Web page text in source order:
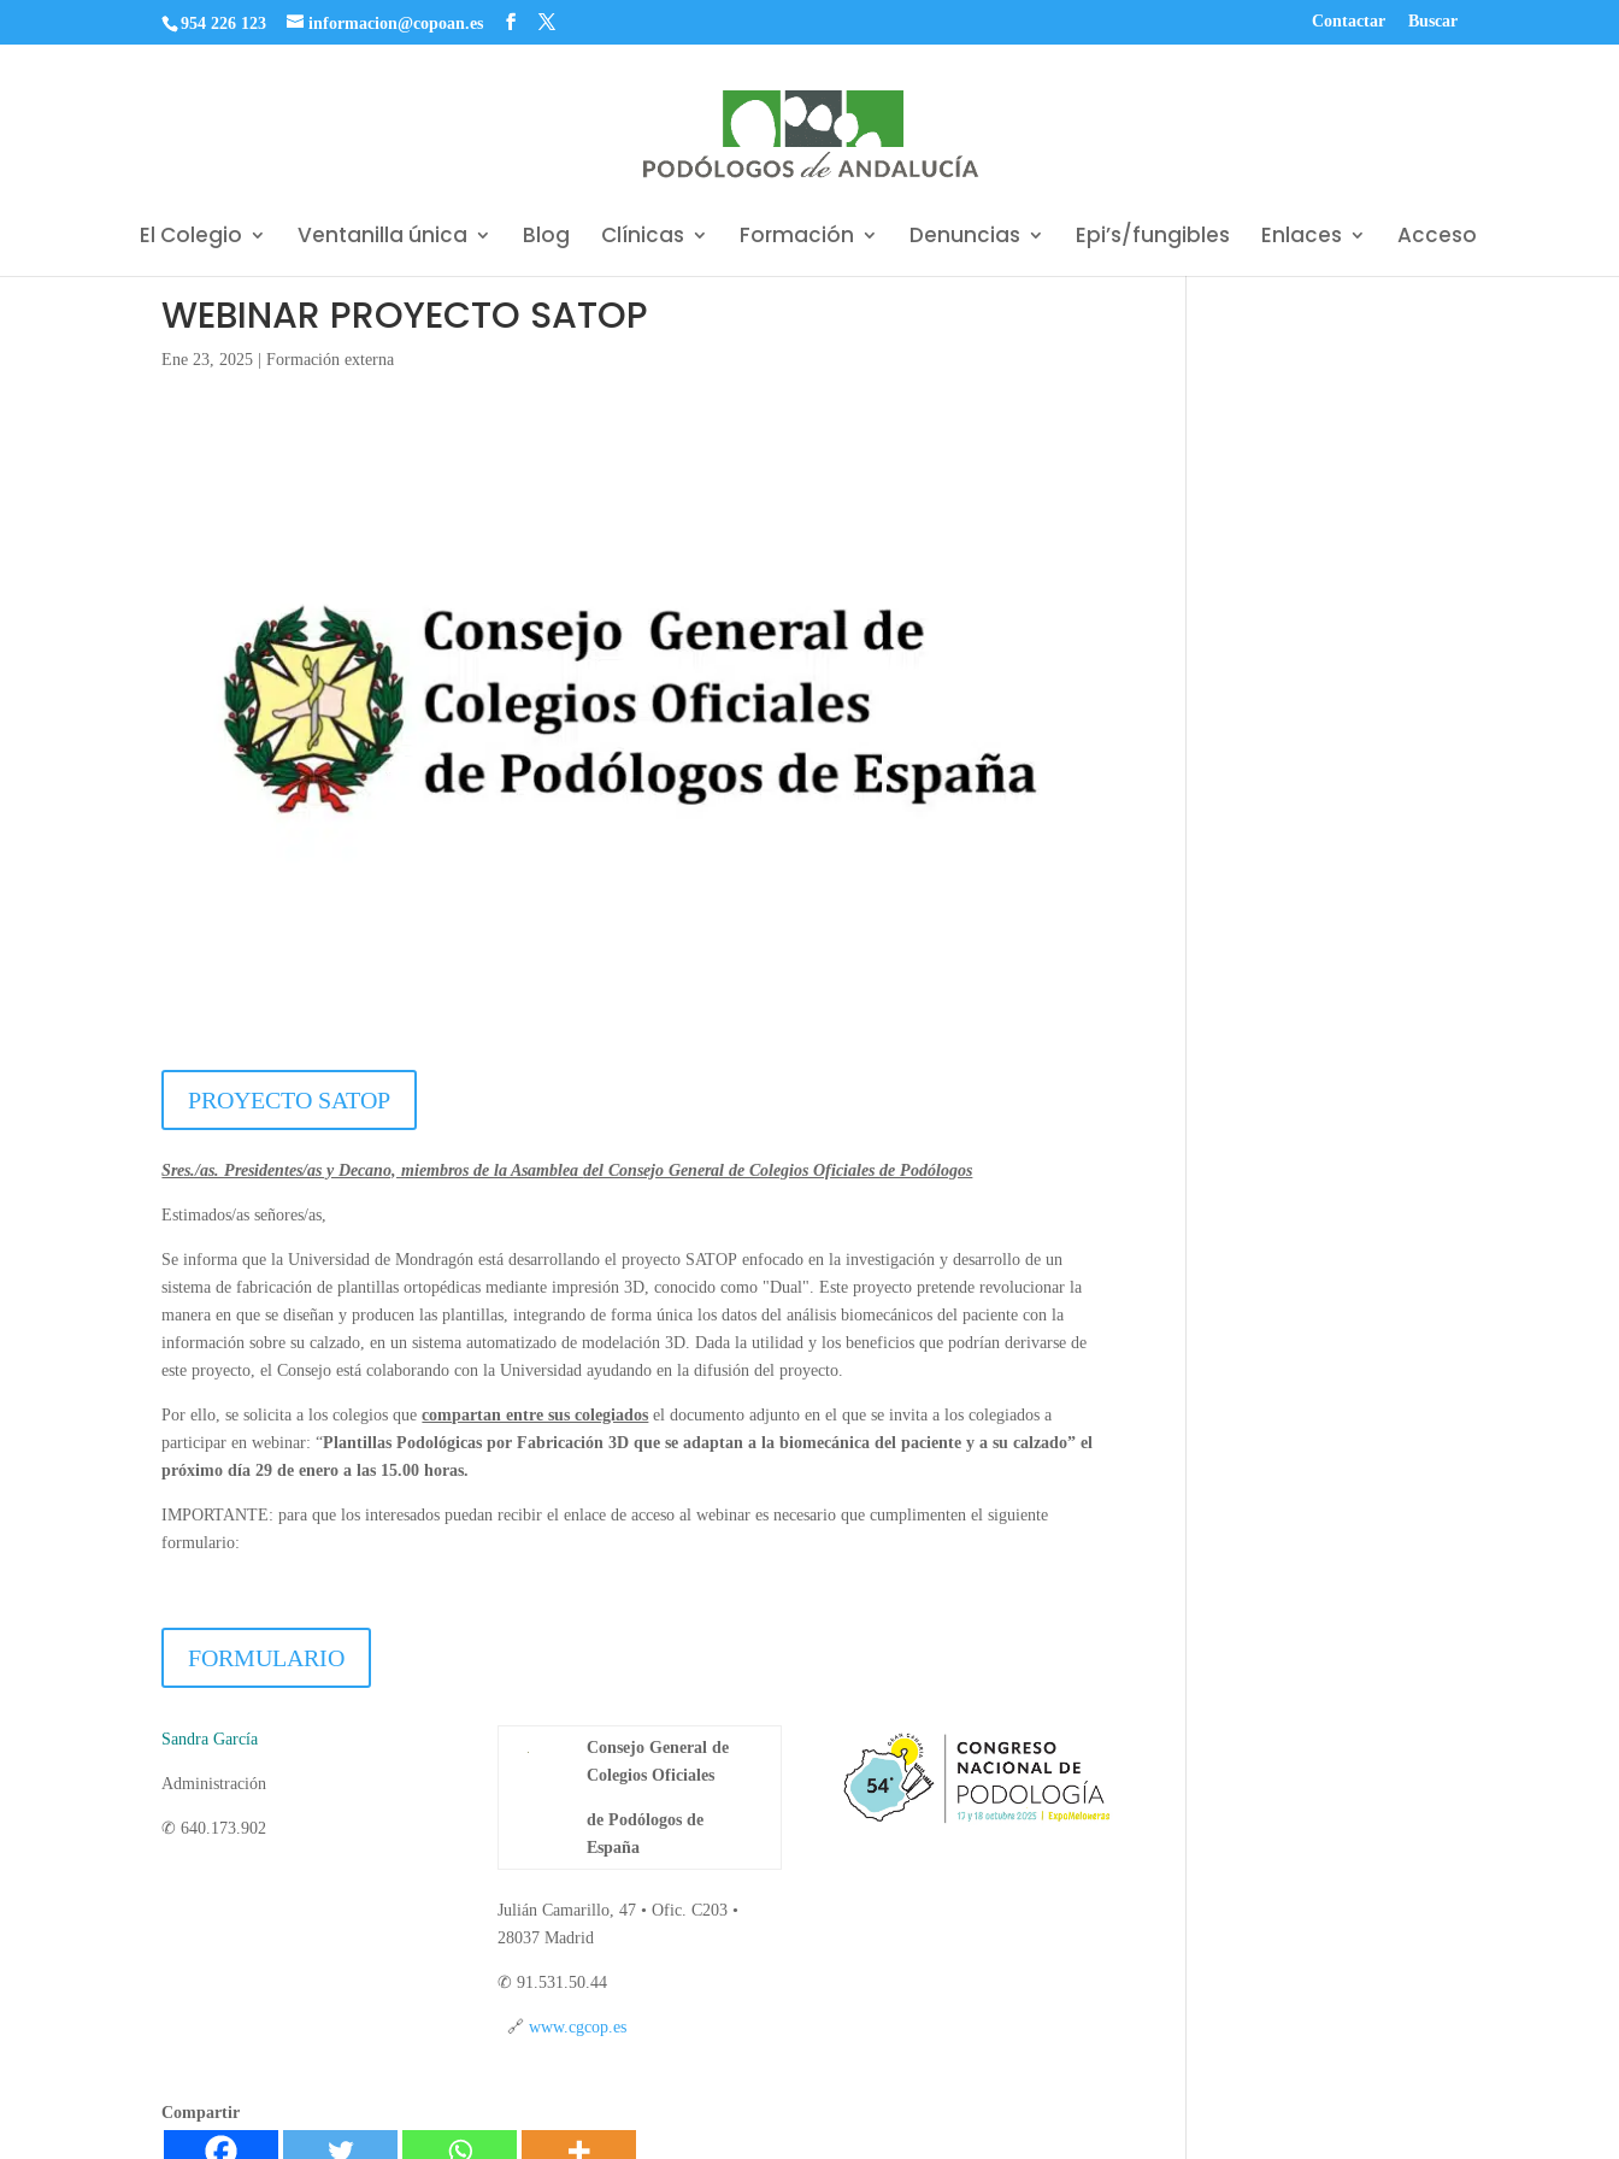
954 226 123 informacion@copoan.es Contactar Buscar
El Colegio Ventanilla única Blog Clínicas Formación Denuncias Epi’s/fungibles Enlaces Acceso
WEBINAR PROYECTO SATOP
Ene 23, 2025 |Formación externa
PROYECTO SATOP
Sres./as. Presidentes/as y Decano, miembros de la Asambleadel Consejo General de Colegios Oficiales de Podólogos
Estimados/as señores/as,
Se informa que la Universidad de Mondragón está desarrollando el proyecto SATOPenfocado en la investigación y desarrollo de un
sistema de fabricación de plantillas ortopédicas mediante impresión 3D, conocido como "Dual". Este proyecto pretende revolucionar la
manera en que se diseñan y producen las plantillas, integrando de forma única los datos del análisis biomecánicos del paciente con la
información sobre su calzado, en un sistema automatizado de modelación 3D. Dada la utilidad y los beneficios que podrían derivarse de
este proyecto, el Consejo está colaborando con la Universidad ayudando en la difusión del proyecto.
Por ello, se solicita a los colegios quecompartan entre sus colegiados el documento adjunto en el que se invita a los colegiados a
participar en webinar: “Plantillas Podológicas por Fabricación 3D que se adaptan a la biomecánica del paciente y a su calzado” el
próximo día 29 de enero a las 15.00 horas.
IMPORTANTE: para que los interesados puedan recibir el enlace de acceso al webinar es necesario que cumplimenten el siguiente
formulario:
FORMULARIO
Sandra García
Administración
✆ 640.173.902
Consejo General de
Colegios Oficiales
de Podólogos de
España
Julián Camarillo, 47 • Ofic. C203 •
28037 Madrid
✆ 91.531.50.44
🔗 www.cgcop.es
Compartir